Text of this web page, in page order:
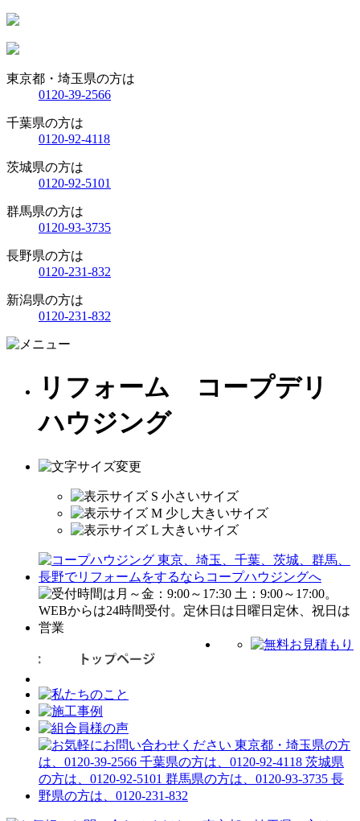
東京都・埼玉県の方は
0120-39-2566
千葉県の方は
0120-92-4118
茨城県の方は
0120-92-5101
群馬県の方は
0120-93-3735
長野県の方は
0120-231-832
新潟県の方は
0120-231-832
リフォーム コープデリ
ハウジング